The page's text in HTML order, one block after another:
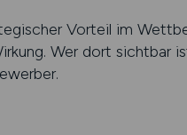
Vorteil im
Wer dort sichtbar